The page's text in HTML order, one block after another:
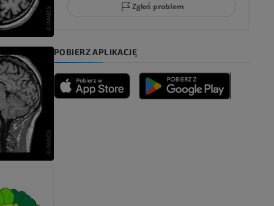
dolnej
Zgłoś problem
POBIERZ APLIKACJĘ